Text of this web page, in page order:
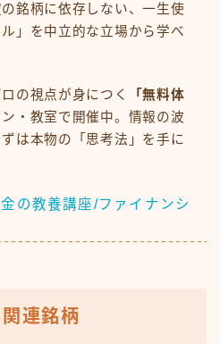
銘柄に依存しない、一生使
」を中立的な立場から学べ
の視点が身につく
「無料体
・教室で開催中。情報の波
は本物の「思考法」を手に
の教養講座/ファイナンシ
連銘柄